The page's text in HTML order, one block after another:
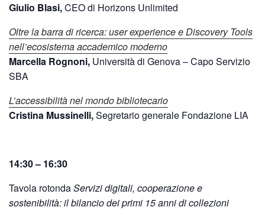
Giulio Blasi,CEO di Horizons Unlimited
Oltre la barra di ricerca: user experience e Discovery Tools
nell’ecosistema accademico moderno
Marcella Rognoni, Università di Genova – Capo Servizio
SBA
L’accessibilità nel mondo bibliotecario
Cristina Mussinelli,Segretario generale Fondazione LIA
14:30 – 16:30
Tavola rotondaServizi digitali, cooperazione e
sostenibilità: il bilancio dei primi 15 anni di collezioni